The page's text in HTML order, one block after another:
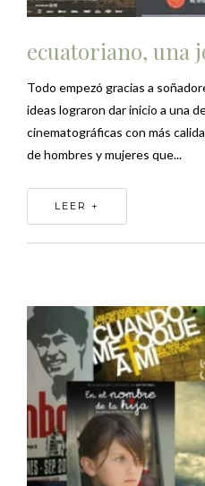
ecuatoriano, una
Todo empezó gracias a
ideas lograron dar inicio a una
cinematográficas con más
de hombres y mujeres que...
LEER +